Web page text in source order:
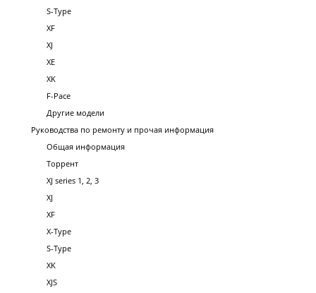
S-Type
XF
XJ
XE
XK
F-Pace
Другие модели
Руководства по ремонту и прочая информация
Общая информация
Торрент
XJ series 1, 2, 3
XJ
XF
X-Type
S-Type
XK
XJS